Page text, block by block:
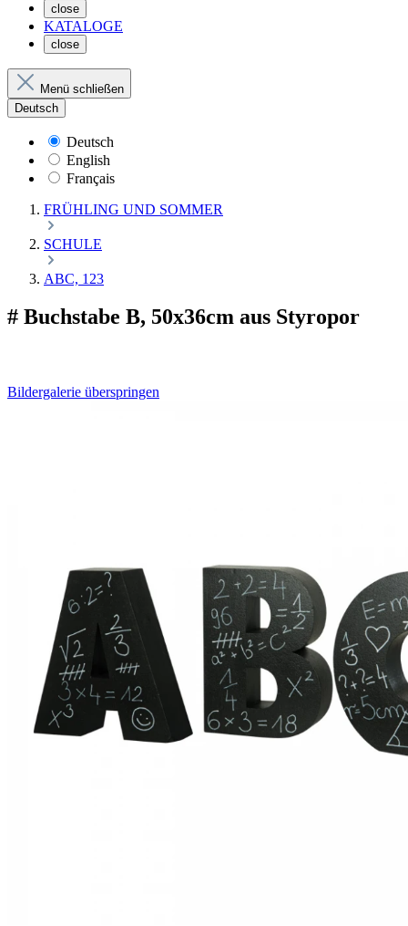
close
KATALOGE
close
Menü schließen
Deutsch
Deutsch
English
Français
FRÜHLING UND SOMMER
SCHULE
ABC, 123
# Buchstabe B, 50x36cm aus Styropor
Bildergalerie überspringen